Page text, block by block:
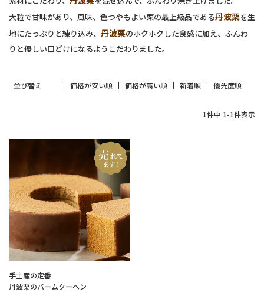
大粒で甘味があり、風味、色つやもよい栗の最上級品である丹波栗を生
地にたっぷりと練り込み、 丹波栗のホクホクした食感に加え、ふんわ
りと優しい口どけになるようこだわりました。
並び替え 価格が安い順 価格が高い順 新着順 優先度順
1件中 1-1件表示
手土産の定番
丹波栗のバームクーヘン